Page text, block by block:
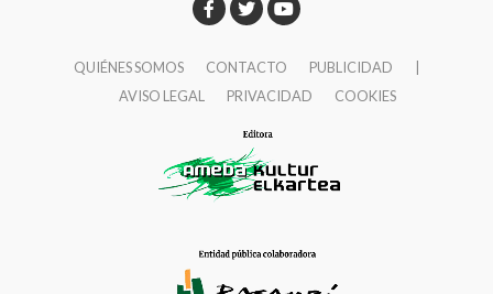
QUIÉNES SOMOS CONTACTO PUBLICIDAD
AVISO LEGAL
PRIVACIDAD COOKIES